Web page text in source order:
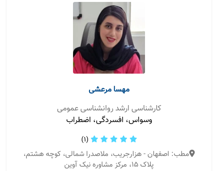
مهسا مرعشی
کارشناسی ارشد روانشناسی عمومی
وسواس، افسردگی، اضطراب
(1)
مطب: اصفهان - هزارجریب، ملاصدرا شمالی، کوچه هشتم،
پلاک ۱۵، مرکز مشاوره نیک آوین